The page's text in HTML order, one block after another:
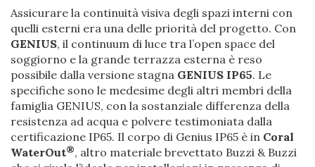
Assicurare la continuità visiva degli spazi interni con
quelli esterni era una delle priorità del progetto. Con
GENIUS, il continuum di luce tra l’open space del
soggiorno e la grande terrazza esterna è reso
possibile dalla versione stagna GENIUS IP65. Le
specifiche sono le medesime degli altri membri della
famiglia GENIUS, con la sostanziale differenza della
resistenza ad acqua e polvere testimoniata dalla
certificazione IP65. Il corpo di Genius IP65 è in Coral
WaterOut®, altro materiale brevettato Buzzi & Buzzi